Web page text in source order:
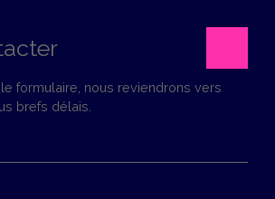
formulaire, nous reviendrons vers
brefs délais.